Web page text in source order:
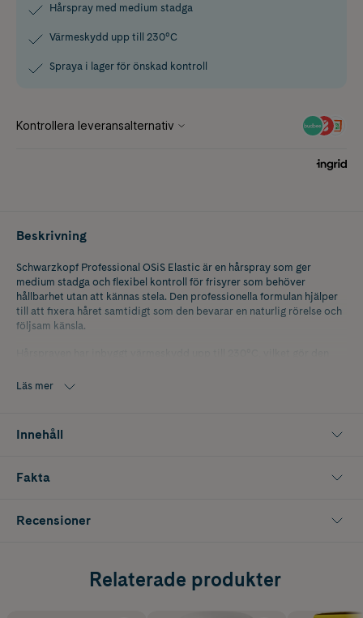
Hårspray med medium stadga
Värmeskydd upp till 230°C
Spraya i lager för önskad kontroll
Beskrivning
Schwarzkopf Professional OSiS Elastic är en hårspray som ger
medium stadga och flexibel kontroll för frisyrer som behöver
hållbarhet utan att kännas stela. Den professionella formulan hjälper
till att fixera håret samtidigt som den bevarar en naturlig rörelse och
följsam känsla.
och plattång. Formulan kan appliceras i flera lager för att gradvis
lämnar inga synliga produktrester i håret.
Läs mer
Innehåll
Fakta
Recensioner
Relaterade produkter